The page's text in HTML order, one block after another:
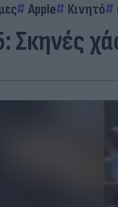
Apple Κινητό
Σκηνές